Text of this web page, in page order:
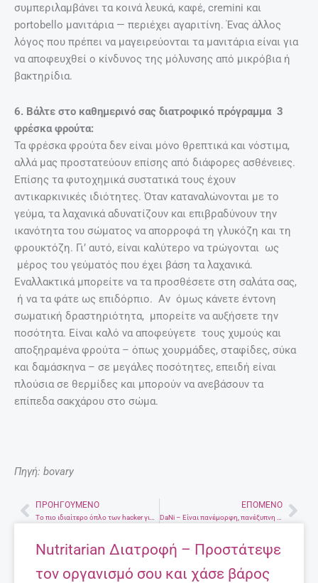
συμπεριλαμβάνει τα κοινά λευκά, καφέ, cremini και
portobello μανιτάρια — περιέχει αγαριτίνη. Ένας άλλος
λόγος που πρέπει να μαγειρεύονται τα μανιτάρια είναι για
να αποφευχθεί ο κίνδυνος της μόλυνσης από μικρόβια ή
βακτηρίδια.
6. Βάλτε στο καθημερινό σας διατροφικό πρόγραμμα 3
φρέσκα φρούτα:
Τα φρέσκα φρούτα δεν είναι μόνο θρεπτικά και νόστιμα,
αλλά μας προστατεύουν επίσης από διάφορες ασθένειες.
Επίσης τα φυτοχημικά συστατικά τους έχουν
αντικαρκινικές ιδιότητες. Όταν καταναλώνονται με το
γεύμα, τα λαχανικά αδυνατίζουν και επιβραδύνουν την
ικανότητα του σώματος να απορροφά τη γλυκόζη και τη
φρουκτόζη. Γι’ αυτό, είναι καλύτερο να τρώγονται ως
μέρος του γεύματός που έχει βάση τα λαχανικά.
Εναλλακτικά μπορείτε να τα προσθέσετε στη σαλάτα σας,
ή να τα φάτε ως επιδόρπιο. Αν όμως κάνετε έντονη
σωματική δραστηριότητα, μπορείτε να αυξήσετε την
ποσότητα. Είναι καλό να αποφεύγετε τους χυμούς και
αποξηραμένα φρούτα – όπως χουρμάδες, σταφίδες, σύκα
και δαμάσκηνα – σε μεγάλες ποσότητες, επειδή είναι
πλούσια σε θερμίδες και μπορούν να ανεβάσουν τα
επίπεδα σακχάρου στο σώμα.
Πηγή: bovary
Prev
ΠΡΟΗΓΟΎΜΕΝΟ ΕΠΌΜΕΝΟ
Nutritarian Διατροφή – Προστάτεψε
τον οργανισμό σου και χάσε βάρος